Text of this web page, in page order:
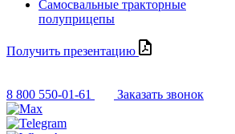
Самосвальные тракторные
полуприцепы
Получить презентацию
8 800 550-01-61 Заказать звонок